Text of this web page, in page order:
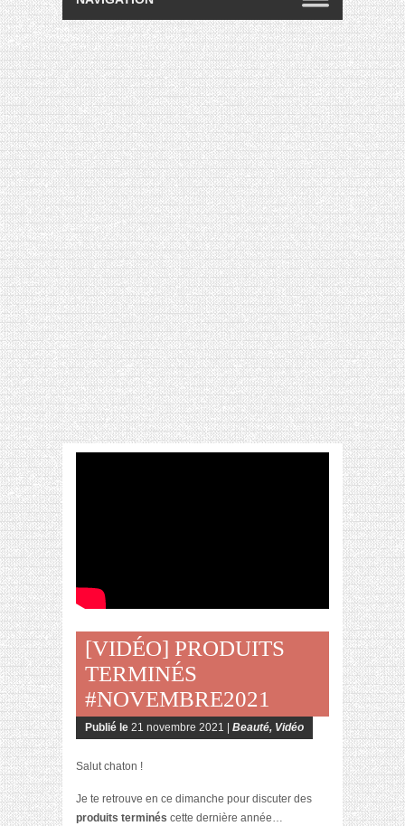
RECETTES RISOTTO
[VIDÉO] PRODUITS
TERMINÉS
#NOVEMBRE2021
Publié le 21 novembre 2021 | Beauté, Vidéo
Salut chaton !
Je te retrouve en ce dimanche pour discuter des
produits terminés cette dernière année…